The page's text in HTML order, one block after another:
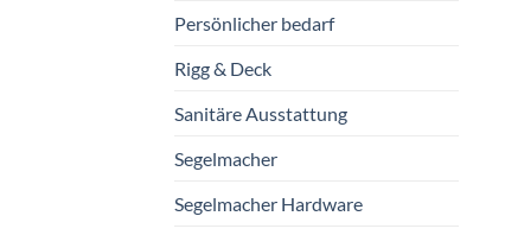
Persönlicher bedarf
Rigg & Deck
Sanitäre Ausstattung
Segelmacher
Segelmacher Hardware